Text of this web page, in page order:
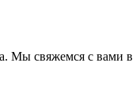
Мы свяжемся с вами в